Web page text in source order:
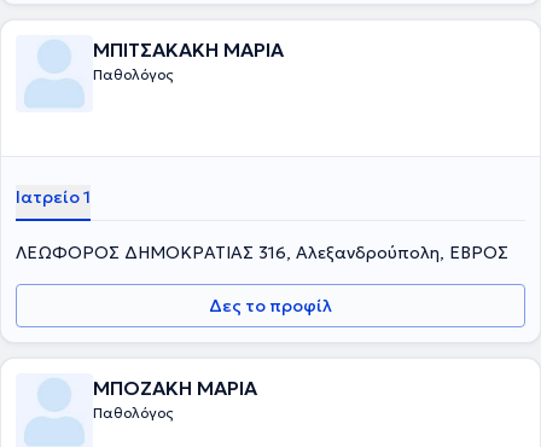
ΜΠΙΤΣΑΚΑΚΗ ΜΑΡΙΑ
Παθολόγος
Ιατρείο 1
ΛΕΩΦΟΡΟΣ ΔΗΜΟΚΡΑΤΙΑΣ 316, Αλεξανδρούπολη, ΕΒΡΟΣ
Δες το προφίλ
ΜΠΟΖΑΚΗ ΜΑΡΙΑ
Παθολόγος